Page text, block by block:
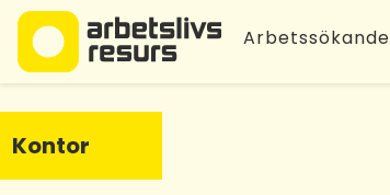
Arbetssökande
Kontor